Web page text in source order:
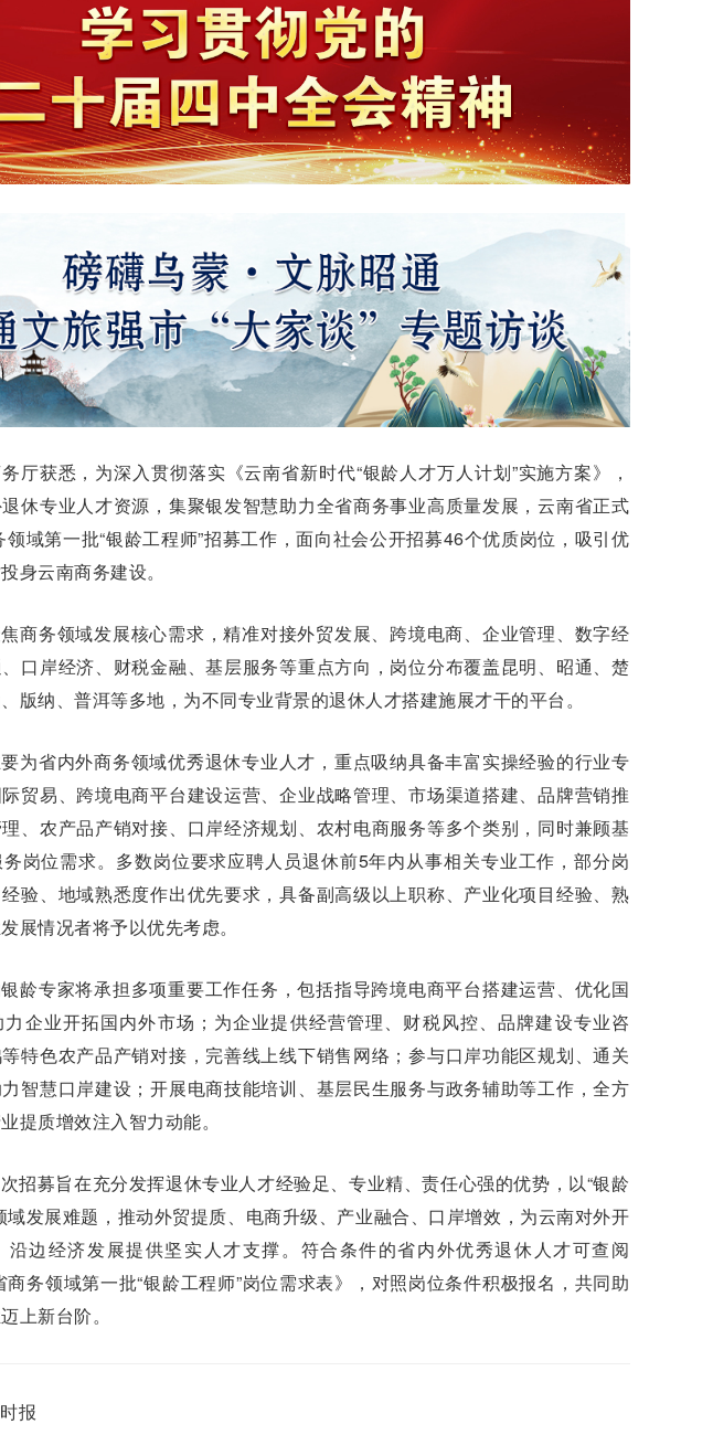
厅获悉，为深入贯彻落实《云南省新时代“银龄人才万人计划”实施方案》，
休专业人才资源，集聚银发智慧助力全省商务事业高质量发展，云南省正式
领域第一批“银龄工程师”招募工作，面向社会公开招募46个优质岗位，吸引优
身云南商务建设。
商务领域发展核心需求，精准对接外贸发展、跨境电商、企业管理、数字经
口岸经济、财税金融、基层服务等重点方向，岗位分布覆盖昆明、昭通、楚
版纳、普洱等多地，为不同专业背景的退休人才搭建施展才干的平台。
为省内外商务领域优秀退休专业人才，重点吸纳具备丰富实操经验的行业专
贸易、跨境电商平台建设运营、企业战略管理、市场渠道搭建、品牌营销推
、农产品产销对接、口岸经济规划、农村电商服务等多个类别，同时兼顾基
岗位需求。多数岗位要求应聘人员退休前5年内从事相关专业工作，部分岗
验、地域熟悉度作出优先要求，具备副高级以上职称、产业化项目经验、熟
展情况者将予以优先考虑。
龄专家将承担多项重要工作任务，包括指导跨境电商平台搭建运营、优化国
企业开拓国内外市场；为企业提供经营管理、财税风控、品牌建设专业咨
特色农产品产销对接，完善线上线下销售网络；参与口岸功能区规划、通关
智慧口岸建设；开展电商技能培训、基层民生服务与政务辅助等工作，全方
提质增效注入智力动能。
招募旨在充分发挥退休专业人才经验足、专业精、责任心强的优势，以“银龄
域发展难题，推动外贸提质、电商升级、产业融合、口岸增效，为云南对外开
沿边经济发展提供坚实人才支撑。符合条件的省内外优秀退休人才可查阅
商务领域第一批“银龄工程师”岗位需求表》，对照岗位条件积极报名，共同助
上新台阶。
报